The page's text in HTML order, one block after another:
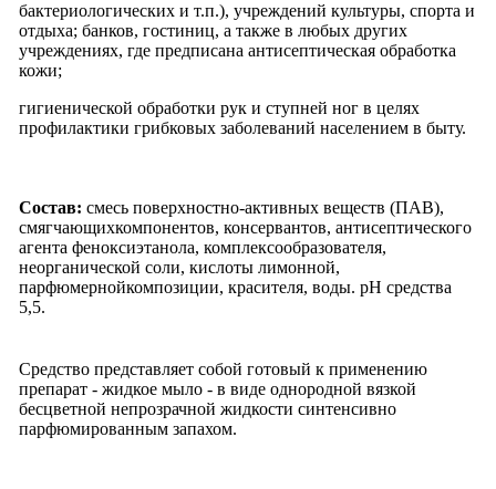
бактериологических и т.п.), учреждений культуры, спорта и
отдыха; банков, гостиниц, а также в любых других
учреждениях, где предписана антисептическая обработка
кожи;
гигиенической обработки рук и ступней ног в целях
профилактики грибковых заболеваний населением в быту.
Состав: смесь поверхностно-активных веществ (ПАВ),
смягчающихкомпонентов, консервантов, антисептического
агента феноксиэтанола, комплексообразователя,
неорганической соли, кислоты лимонной,
парфюмернойкомпозиции, красителя, воды. рН средства
5,5.
Средство представляет собой готовый к применению
препарат - жидкое мыло - в виде однородной вязкой
бесцветной непрозрачной жидкости синтенсивно
парфюмированным запахом.